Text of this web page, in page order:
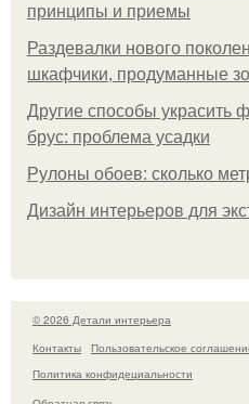
принципы и приемы
Раздевалки нового
шкафчики, продуманные
Другие способы украсить
брус: проблема усадки
Рулоны обоев: сколько
Дизайн интерьеров для
© 2026 Детали интерьера
Контакты
Пользовательское
Политика конфидециальности